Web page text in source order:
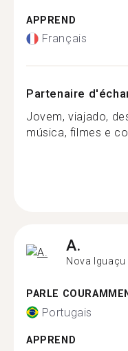
APPREND
Français
Partenaire
Jovem, viajado,
música, filmes e
A.
Nova Iguaçu
PARLE
Portugais
APPREND